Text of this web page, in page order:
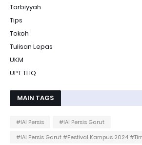
Tarbiyyah
Tips
Tokoh
Tulisan Lepas
UKM
UPT THQ
MAIN TAGS
#IAI Persis
#IAI Persis Garut
#IAI Persis Garut #Festival Kampus 2024